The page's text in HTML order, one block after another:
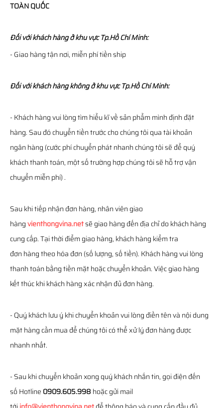
TOÀN QUỐC
Đối với khách hàng ở khu vực Tp.Hồ Chí Minh:
- Giao hàng tận nơi, miễn phí tiền ship
Đối với khách hàng không ở khu vực Tp.Hồ Chí Minh:
- Khách hàng vui lòng tìm hiểu kĩ về sản phẩm mình định đặt
hàng. Sau đó chuyển tiền trước cho chúng tôi qua tài khoản
ngân hàng (cước phí chuyển phát nhanh chúng tôi sẽ để quý
khách thanh toán, một số trường hợp chúng tôi sẽ hỗ trợ vận
chuyển miễn phí) .
Sau khi tiếp nhận đơn hàng, nhân viên giao
hàngvienthongvina.netsẽ giao hàng đến địa chỉ do khách hàng
cung cấp. Tại thời điểm giao hàng, khách hàng kiểm tra
đơn hàng theo hóa đơn (số lượng, số tiền). Khách hàng vui lòng
thanh toán bằng tiền mặt hoặc chuyển khoản. Việc giao hàng
kết thúc khi khách hàng xác nhận đủ đơn hàng.
- Quý khách lưu ý khi chuyển khoản vui lòng điền tên và nội dung
mặt hàng cần mua để chúng tôi có thể xử lý đơn hàng được
nhanh nhất.
- Sau khi chuyển khoản xong quý khách nhắn tin, gọi điện đến
số Hotline 0909.605.998 hoặc gửi mail